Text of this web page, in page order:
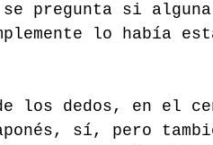
pregunta si
lo había
los dedos, en el
sí, pero